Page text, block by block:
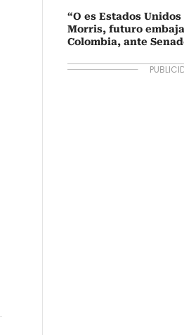
“O es Estados
Morris, futuro
Colombia, ante